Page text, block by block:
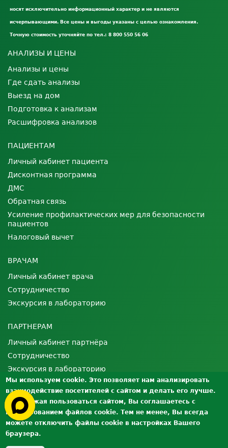
носят исключительно информационный характер и не являются
исчерпывающими. Все цены и выгоды указаны с целью ознакомления.
Точную стоимость уточняйте по тел.: 8 800 550 56 06
АНАЛИЗЫ И ЦЕНЫ
Анализы и цены
Где сдать анализы
Выезд на дом
Подготовка к анализам
Расшифровка анализов
ПАЦИЕНТАМ
Личный кабинет пациента
Дисконтная программа
ДМС
Обратная связь
Усиление профилактических мер для безопасности
пациентов
Налоговый вычет
ВРАЧАМ
Личный кабинет врача
Сотрудничество
Экскурсия в лабораторию
ПАРТНЕРАМ
Личный кабинет партнёра
Сотрудничество
Экскурсия в лабораторию
О ЛАБОРАТОРИИ
Лицензии и сертификаты
Контроль качества
Вакансии
Мы используем cookie. Это позволяет нам анализировать
взаимодействие посетителей с сайтом и делать его лучше.
Продолжая пользоваться сайтом, Вы соглашаетесь с
использованием файлов cookie. Тем не менее, Вы всегда
можете отключить файлы cookie в настройках Вашего
браузера.